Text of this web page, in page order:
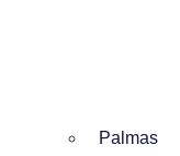
Palmas